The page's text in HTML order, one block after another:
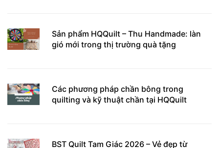
Sản phẩm HQQuilt – Thu Handmade: làn
gió mới trong thị trường quà tặng
Các phương pháp chần bông trong
quilting và kỹ thuật chần tại HQQuilt
BST Quilt Tam Giác 2026 – Vẻ đẹp từ